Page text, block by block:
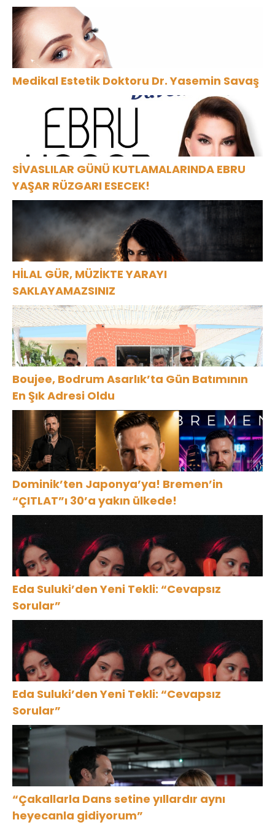
Medikal Estetik Doktoru Dr. Yasemin Savaş
SİVASLILAR GÜNÜ KUTLAMALARINDA EBRU
YAŞAR RÜZGARI ESECEK!
HİLAL GÜR, MÜZİKTE YARAYI
SAKLAYAMAZSINIZ
Boujee, Bodrum Asarlık’ta Gün Batımının
En Şık Adresi Oldu
Dominik’ten Japonya’ya! Bremen’in
“ÇITLAT”ı 30’a yakın ülkede!
Eda Suluki’den Yeni Tekli: “Cevapsız
Sorular”
Eda Suluki’den Yeni Tekli: “Cevapsız
Sorular”
“Çakallarla Dans setine yıllardır aynı
heyecanla gidiyorum”